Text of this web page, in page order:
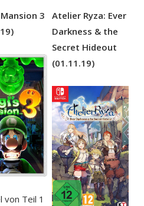
Mansion 3
von Teil 1
Atelier Ryza: Ever
Darkness & the
Secret Hideout
(01.11.19)